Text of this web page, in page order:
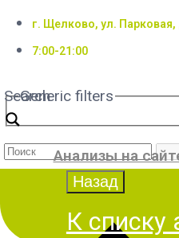
г. Щелково, ул. Парковая,
7:00-21:00
Search
Generic filters
Анализы на
К списку